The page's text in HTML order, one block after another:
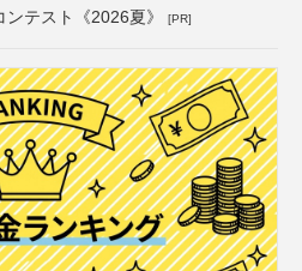
テスト《2026夏》 [PR]